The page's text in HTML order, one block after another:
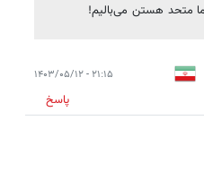
متحد هستن می‌بالیم!
۲۱:۱۵ - ۱۴۰۳/۰۵/۱۲
پاسخ